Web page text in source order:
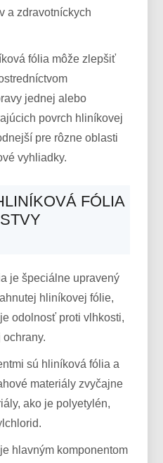
a zdravotníckych
fólia môže zlepšiť
jednej alebo
povrch hliníkovej
pre rôzne oblasti
vyhliadky.
FÓLIA
je špeciálne upravený
hliníkovej fólie,
odolnosť proti vlhkosti,
sú hliníková fólia a
materiály zvyčajne
ako je polyetylén,
hlavným komponentom